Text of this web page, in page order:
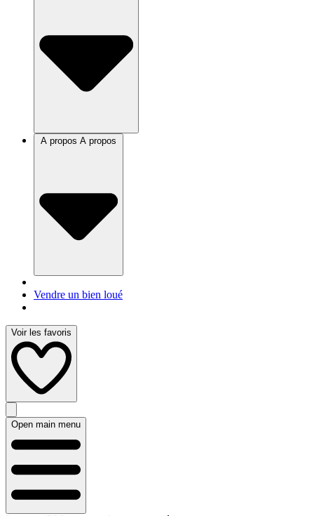
A propos
Vendre un bien loué
Voir les favoris
Open main menu